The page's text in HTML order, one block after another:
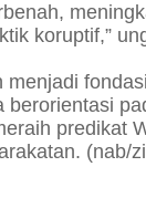
koruptif,”
predikat
(nab/